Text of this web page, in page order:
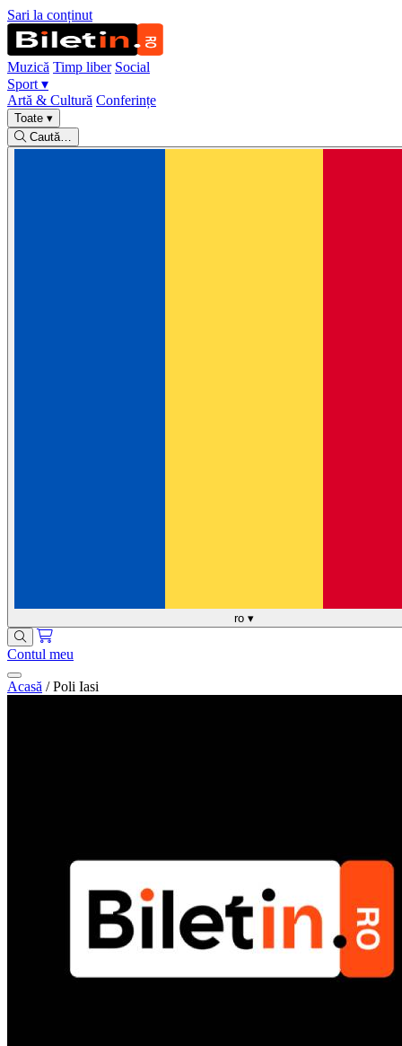
Sari la conținut
Muzică Timp liber Social
Sport ▾
Artă & Cultură Conferințe
Toate ▾
Caută…
ro ▾
Contul meu
Acasă / Poli Iasi